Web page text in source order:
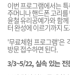
이번 프로그램에서는
주머니나 핸드폰 고리를
윤철 유리공예가와 함
터 완성에 이르기까지
'무료체험 프로그램'은
방문 접수하면 된다.
3/3~5/22, 실속 있는